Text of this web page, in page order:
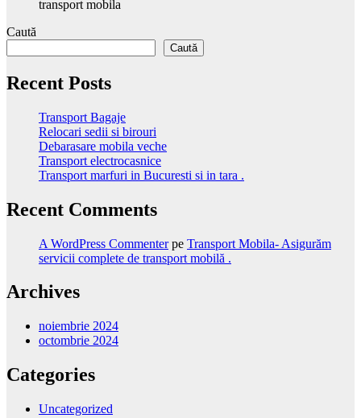
transport mobila
Caută
Caută
Recent Posts
Transport Bagaje
Relocari sedii si birouri
Debarasare mobila veche
Transport electrocasnice
Transport marfuri in Bucuresti si in tara .
Recent Comments
A WordPress Commenterpe Transport Mobila- Asigurăm
servicii complete de transport mobilă .
Archives
noiembrie 2024
octombrie 2024
Categories
Uncategorized